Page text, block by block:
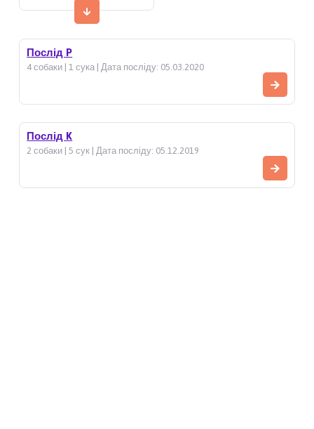
Послід P
4 собаки | 1 сука | Дата посліду: 05.03.2020
Послід K
2 собаки | 5 сук | Дата посліду: 05.12.2019